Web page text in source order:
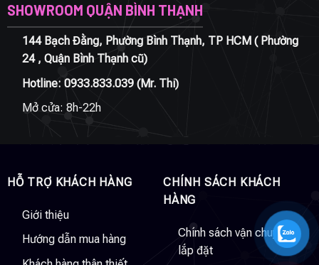
SHOWROOM QUẬN BÌNH THẠNH
144 Bạch Đằng, Phường Bình Thạnh, TP HCM ( Phường
24 , Quận Bình Thạnh cũ)
Hotline: 0933.833.039(Mr. Thi)
Mở cửa: 8h-22h
HỖ TRỢ KHÁCH HÀNG
Giới thiệu
Hướng dẫn mua hàng
CHÍNH SÁCH KHÁCH
HÀNG
Chính sách vận chuyển &
lắp đặt